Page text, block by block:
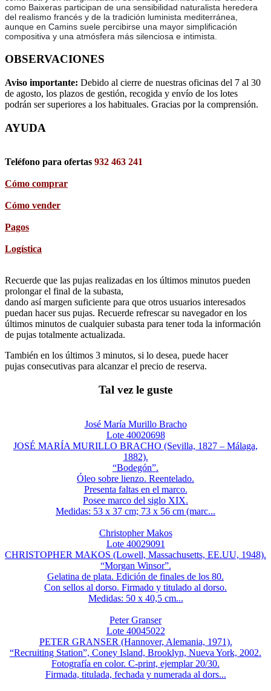
como Baixeras participan de una sensibilidad naturalista heredera
del realismo francés y de la tradición luminista mediterránea,
aunque en Camins suele percibirse una mayor simplificación
compositiva y una atmósfera más silenciosa e intimista.
OBSERVACIONES
Aviso importante: Debido al cierre de nuestras oficinas del 7 al 30
de agosto, los plazos de gestión, recogida y envío de los lotes
podrán ser superiores a los habituales. Gracias por la comprensión.
AYUDA
Teléfono para ofertas 932 463 241
Cómo comprar
Cómo vender
Pagos
Logística
Recuerde que las pujas realizadas en los últimos minutos pueden
prolongar el final de la subasta,
dando así margen suficiente para que otros usuarios interesados
puedan hacer sus pujas. Recuerde refrescar su navegador en los
últimos minutos de cualquier subasta para tener toda la información
de pujas totalmente actualizada.
También en los últimos 3 minutos, si lo desea, puede hacer
pujas consecutivas para alcanzar el precio de reserva.
Tal vez le guste
José María Murillo Bracho
Lote 40020698
JOSÉ MARÍA MURILLO BRACHO (Sevilla, 1827 – Málaga,
1882).
“Bodegón”.
Óleo sobre lienzo. Reentelado.
Presenta faltas en el marco.
Posee marco del siglo XIX.
Medidas: 53 x 37 cm; 73 x 56 cm (marc...
Christopher Makos
Lote 40029091
CHRISTOPHER MAKOS (Lowell, Massachusetts, EE.UU, 1948).
“Morgan Winsor”.
Gelatina de plata. Edición de finales de los 80.
Con sellos al dorso. Firmado y titulado al dorso.
Medidas: 50 x 40,5 cm...
Peter Granser
Lote 40045022
PETER GRANSER (Hannover, Alemania, 1971).
“Recruiting Station”, Coney Island, Brooklyn, Nueva York, 2002.
Fotografía en color. C-print, ejemplar 20/30.
Firmada, titulada, fechada y numerada al dors...